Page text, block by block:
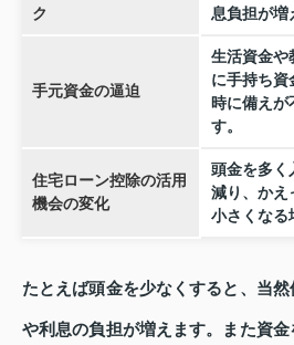
ク
息負担が増
手元資金の逼迫
生活資金や
に手持ち資
時に備えが
す。
住宅ローン控除の活用
機会の変化
頭金を多く
減り、かえ
小さくなる
たとえば頭金を少なくすると、当
や利息の負担が増えます。また資